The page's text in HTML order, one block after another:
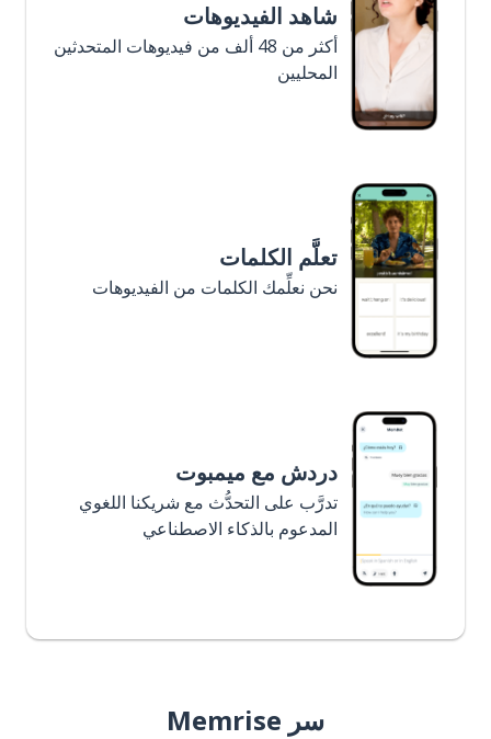
شاهد الفيديوهات
أكثر من 48 ألف من فيديوهات المتحدثين
المحليين
تعلَّم الكلمات
نحن نعلِّمك الكلمات من الفيديوهات
دردش مع ميمبوت
تدرَّب على التحدُّث مع شريكنا اللغوي
المدعوم بالذكاء الاصطناعي
سر Memrise